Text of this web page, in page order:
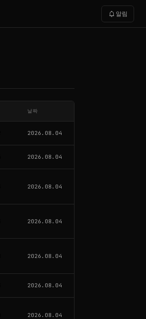
notifications 알림
날짜
2026.08.04
2026.08.04
2026.08.04
2026.08.04
2026.08.04
2026.08.04
2026.08.04